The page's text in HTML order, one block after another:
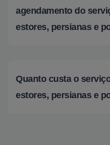
agendamento do
estores, persianas e
Quanto custa o
estores, persianas e